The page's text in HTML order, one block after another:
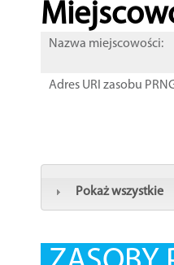
Nazwa miejscowości:
Adres URI zasobu
Pokaż wszystkie